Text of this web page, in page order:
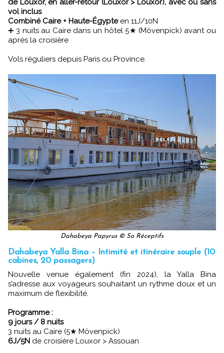
de Louxor, en aller-retour (Louxor > Louxor), avec ou sans
vol inclus
Combiné Caire + Haute-Égypteen 11J/10N
➕ 3 nuits au Caire dans un hôtel 5★ (Mövenpick) avant ou
après la croisière
Vols réguliers depuis Paris ou Province.
Dahabeya Papyrus © So Réceptifs
Dahabeya Yalla Bina – Intimité et itinéraire souple (10
cabines, 20 passagers)
Nouvelle venue également (fin 2024), la Yalla Bina
s’adresse aux voyageurs souhaitant un rythme doux et un
maximum de flexibilité.
Programme :
9 jours / 8 nuits
3 nuits au Caire (5★ Mövenpick)
6J/5N de croisière Louxor > Assouan